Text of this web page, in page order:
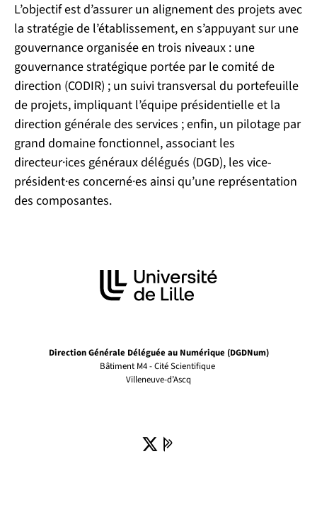
L’objectif est d’assurer un alignement des projets avec
la stratégie de l’établissement, en s’appuyant sur une
gouvernance organisée en trois niveaux : une
gouvernance stratégique portée par le comité de
direction (CODIR) ; un suivi transversal du portefeuille
de projets, impliquant l’équipe présidentielle et la
direction générale des services ; enfin, un pilotage par
grand domaine fonctionnel, associant les
directeur·ices généraux délégués (DGD), les vice-
président·es concerné·es ainsi qu’une représentation
des composantes.
Direction Générale Déléguée au Numérique (DGDNum)
Bâtiment M4 - Cité Scientifique
Villeneuve-d’Ascq
X ( )
(nouvelle fenêtre)